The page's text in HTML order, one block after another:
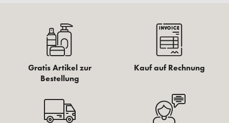
Gratis Artikel zur
Bestellung
Kauf auf Rechnung